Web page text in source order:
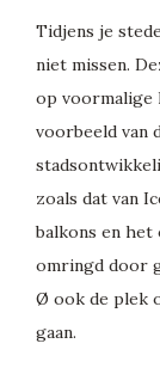
Tidjens je
niet missen.
op voormalige
voorbeeld van
zoals dat van
balkons en het
omringd door
Ø ook de plek
gaan.